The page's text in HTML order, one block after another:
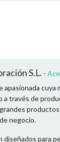
S.L. -
apasionada cuya
a través de
productos
negocio.
para